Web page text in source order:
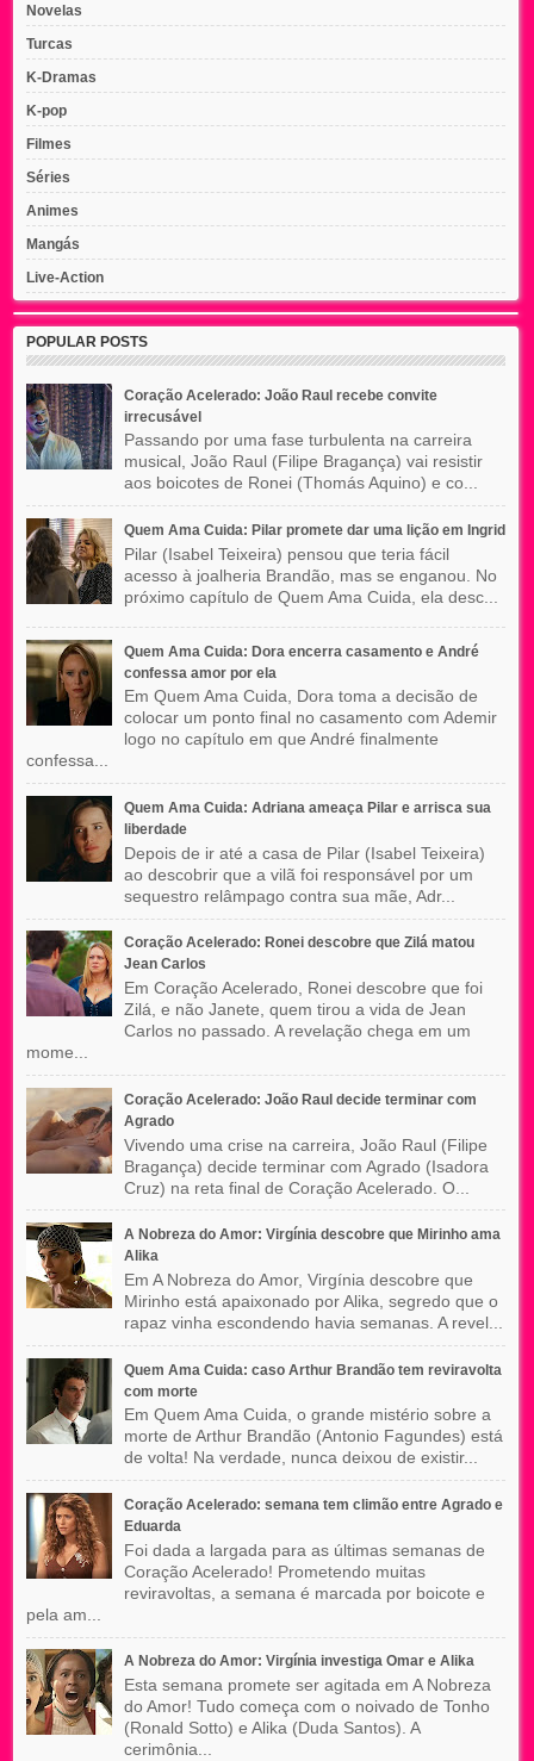
Novelas
Turcas
K-Dramas
K-pop
Filmes
Séries
Animes
Mangás
Live-Action
POPULAR POSTS
Coração Acelerado: João Raul recebe convite
irrecusável
Passando por uma fase turbulenta na carreira
musical, João Raul (Filipe Bragança) vai resistir
aos boicotes de Ronei (Thomás Aquino) e co...
Quem Ama Cuida: Pilar promete dar uma lição em Ingrid
Pilar (Isabel Teixeira) pensou que teria fácil
acesso à joalheria Brandão, mas se enganou. No
próximo capítulo de Quem Ama Cuida, ela desc...
Quem Ama Cuida: Dora encerra casamento e André
confessa amor por ela
Em Quem Ama Cuida, Dora toma a decisão de
colocar um ponto final no casamento com Ademir
logo no capítulo em que André finalmente
confessa...
Quem Ama Cuida: Adriana ameaça Pilar e arrisca sua
liberdade
Depois de ir até a casa de Pilar (Isabel Teixeira)
ao descobrir que a vilã foi responsável por um
sequestro relâmpago contra sua mãe, Adr...
Coração Acelerado: Ronei descobre que Zilá matou
Jean Carlos
Em Coração Acelerado, Ronei descobre que foi
Zilá, e não Janete, quem tirou a vida de Jean
Carlos no passado. A revelação chega em um
mome...
Coração Acelerado: João Raul decide terminar com
Agrado
Vivendo uma crise na carreira, João Raul (Filipe
Bragança) decide terminar com Agrado (Isadora
Cruz) na reta final de Coração Acelerado. O...
A Nobreza do Amor: Virgínia descobre que Mirinho ama
Alika
Em A Nobreza do Amor, Virgínia descobre que
Mirinho está apaixonado por Alika, segredo que o
rapaz vinha escondendo havia semanas. A revel...
Quem Ama Cuida: caso Arthur Brandão tem reviravolta
com morte
Em Quem Ama Cuida, o grande mistério sobre a
morte de Arthur Brandão (Antonio Fagundes) está
de volta! Na verdade, nunca deixou de existir...
Coração Acelerado: semana tem climão entre Agrado e
Eduarda
Foi dada a largada para as últimas semanas de
Coração Acelerado! Prometendo muitas
reviravoltas, a semana é marcada por boicote e
pela am...
A Nobreza do Amor: Virgínia investiga Omar e Alika
Esta semana promete ser agitada em A Nobreza
do Amor! Tudo começa com o noivado de Tonho
(Ronald Sotto) e Alika (Duda Santos). A
cerimônia...